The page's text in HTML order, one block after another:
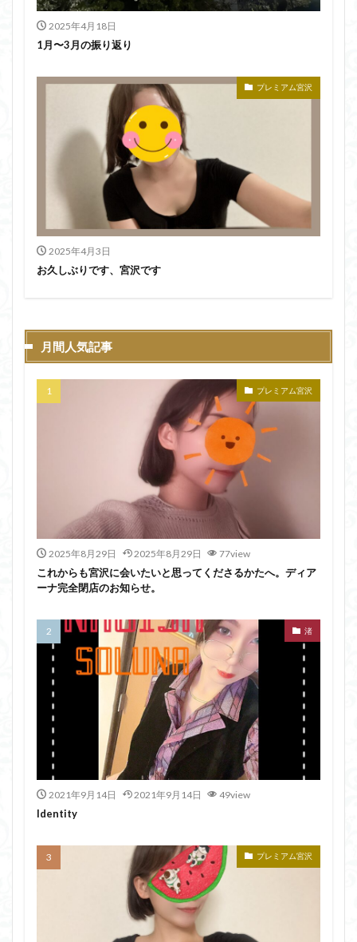
2025年4月18日
1月〜3月の振り返り
プレミアム宮沢
2025年4月3日
お久しぶりです、宮沢です
月間人気記事
プレミアム宮沢
2025年8月29日 2025年8月29日 77view
これからも宮沢に会いたいと思ってくださるかたへ。ディア
ーナ完全閉店のお知らせ。
渚
2021年9月14日 2021年9月14日 49view
Identity
プレミアム宮沢